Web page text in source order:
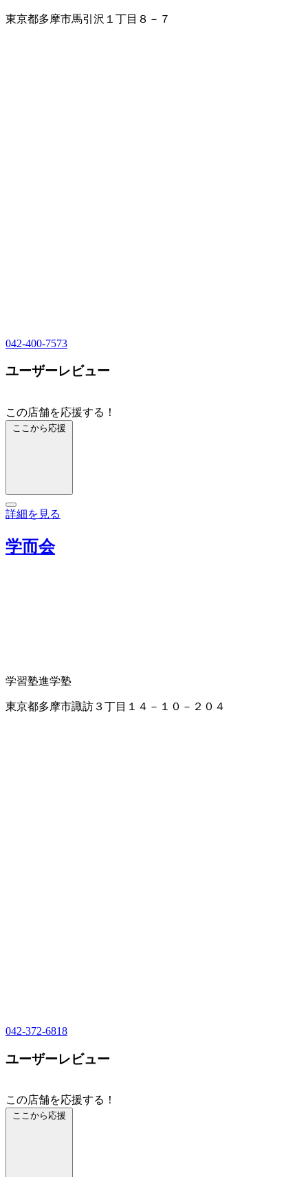
東京都多摩市馬引沢１丁目８－７
042-400-7573
ユーザーレビュー
この店舗を応援する！
ここから応援
詳細を見る
学而会
学習塾進学塾
東京都多摩市諏訪３丁目１４－１０－２０４
042-372-6818
ユーザーレビュー
この店舗を応援する！
ここから応援